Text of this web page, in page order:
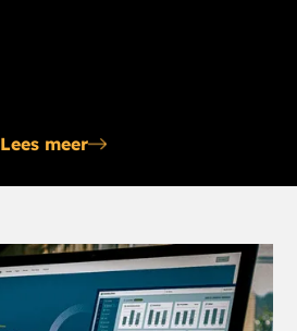
Lees meer